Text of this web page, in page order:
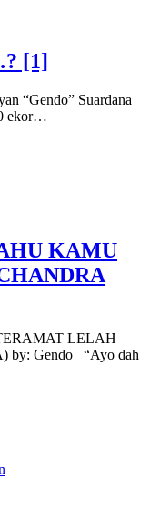
[1]
“Gendo” Suardana
ekor…
KAMU
LELAH
by: Gendo “Ayo dah